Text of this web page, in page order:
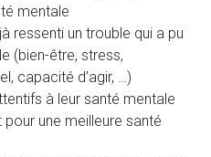
mentale
ressenti un trouble qui a pu
(bien-être, stress,
capacité d’agir, …)
à leur santé mentale
une meilleure santé